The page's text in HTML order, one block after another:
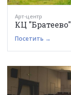
Арт-центр
КЦ "Братеево"
Посетить →